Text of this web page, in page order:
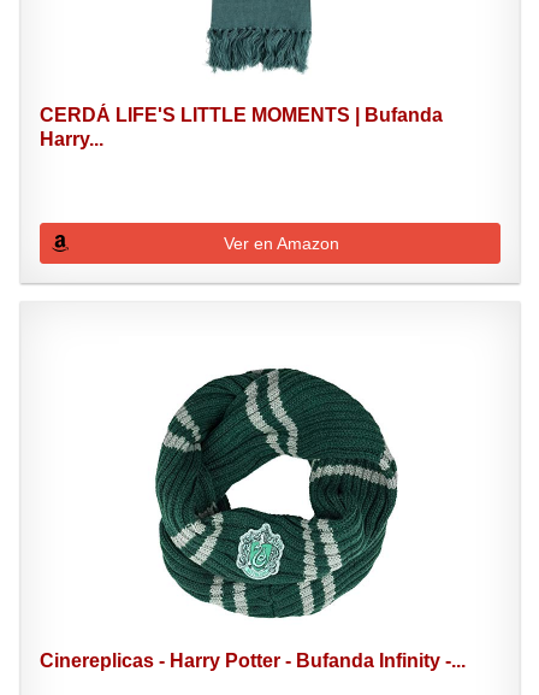
CERDÁ LIFE'S LITTLE MOMENTS | Bufanda
Harry...
Ver en Amazon
Cinereplicas - Harry Potter - Bufanda Infinity -...